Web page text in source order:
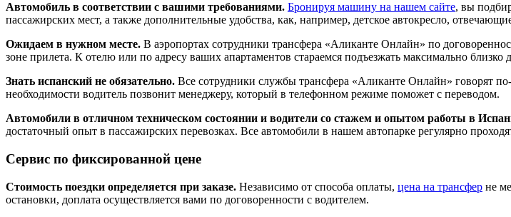
Автомобиль в соответствии с вашими требованиями. Бронируя машину на нашем сайте, вы
пассажирских мест, а также дополнительные удобства, как, например, детское автокресло,
Ожидаем в нужном месте. В аэропортах сотрудники трансфера «Аликанте Онлайн» по
зоне прилета. К отелю или по адресу ваших апартаментов стараемся подъезжать максимально
Знать испанский не обязательно. Все сотрудники службы трансфера «Аликанте Онлайн» говорят
необходимости водитель позвонит менеджеру, который в телефонном режиме поможет с переводом.
Автомобили в отличном техническом состоянии и водители со стажем и опытом работы в
достаточный опыт в пассажирских перевозках. Все автомобили в нашем автопарке регулярно
Сервис по фиксированной цене
Стоимость поездки определяется при заказе. Независимо от способа оплаты, цена на трансфер не
остановки, доплата осуществляется вами по договоренности с водителем.